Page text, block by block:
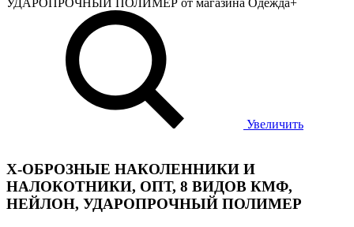
Увеличить
Х-ОБРОЗНЫЕ НАКОЛЕННИКИ И
НАЛОКОТНИКИ, ОПТ, 8 ВИДОВ КМФ,
НЕЙЛОН, УДАРОПРОЧНЫЙ ПОЛИМЕР